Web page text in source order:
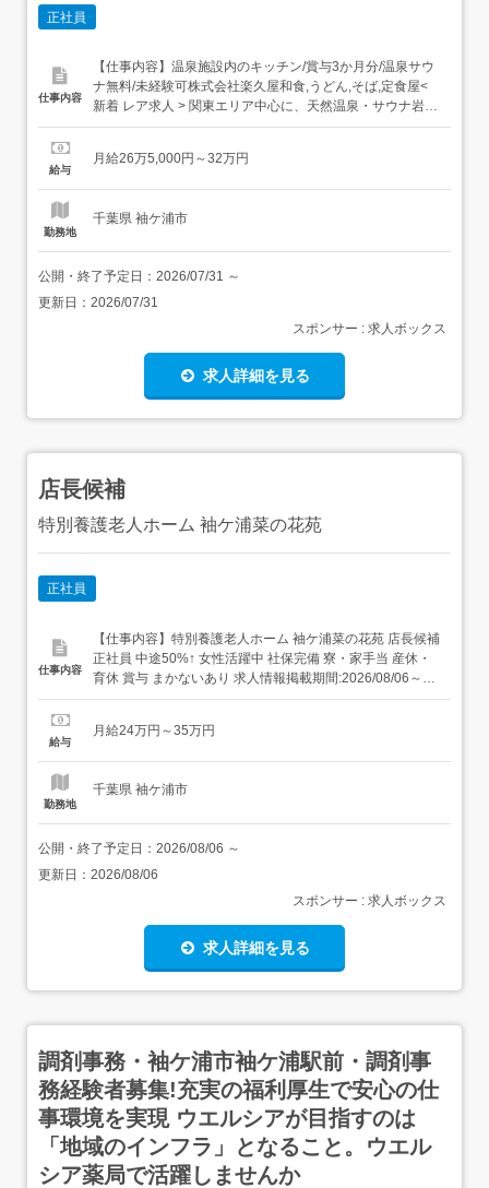
正社員
仕事内容
【仕事内容】温泉施設内のキッチン/賞与3か月分/温泉サウ
ナ無料/未経験可株式会社楽久屋和食,うどん,そば,定食屋<
新着 レア求人 > 関東エリア中心に、天然温泉・サウナ岩盤
浴・リラクゼーション・レストランを備えた複合温浴施設
万円スタート+賞与年2回あり 安定収入で正社員デビューも
給与
月給26万5,000円～32万円
勤務地
千葉県 袖ケ浦市
公開・終了予定日： 2026/07/31 ～
更新日： 2026/07/31
スポンサー : 求人ボックス
求人詳細を見る
店長候補
特別養護老人ホーム 袖ケ浦菜の花苑
正社員
仕事内容
【仕事内容】特別養護老人ホーム 袖ケ浦菜の花苑 店長候補
正社員 中途50%↑ 女性活躍中 社保完備 寮・家⼿当 産休・
育休 賞与 まかないあり 求人情報掲載期間:2026/08/06～
2026/09/03 求人情報 店舗の特徴 昇給・賞与・社宅・122
JR内房線「長浦駅」より徒歩22...
給与
月給24万円～35万円
勤務地
千葉県 袖ケ浦市
公開・終了予定日： 2026/08/06 ～
更新日： 2026/08/06
スポンサー : 求人ボックス
求人詳細を見る
調剤事務・袖ケ浦市袖ケ浦駅前・調剤事
務経験者募集!充実の福利厚生で安心の仕
事環境を実現 ウエルシアが目指すのは
「地域のインフラ」となること。ウエル
シア薬局で活躍しませんか